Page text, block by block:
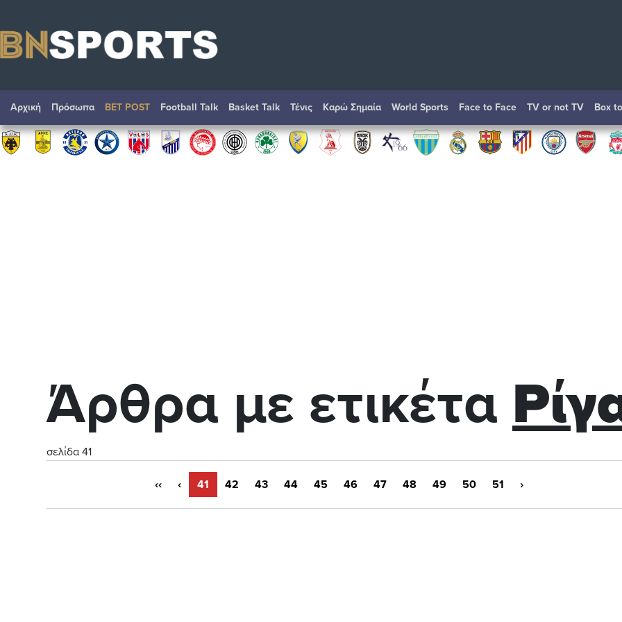
Αρχική Πρόσωπα BET POST Football Talk Basket Talk Τένις Καρώ Σημαία World Sports Face to Face TV or not TV Box
Άρθρα με ετικέτα
σελίδα 41
‹‹ ‹ 41 42 43 44 45 46 47 48 49 50 51 ›